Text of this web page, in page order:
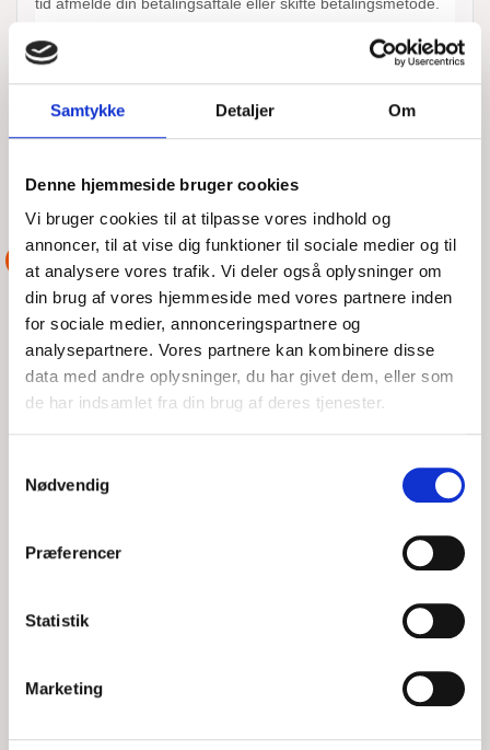
Samtykke Detaljer Om
Denne hjemmeside bruger cookies
Vi bruger cookies til at tilpasse vores indhold og
annoncer, til at vise dig funktioner til sociale medier og til
at analysere vores trafik. Vi deler også oplysninger om
din brug af vores hjemmeside med vores partnere inden
for sociale medier, annonceringspartnere og
analysepartnere. Vores partnere kan kombinere disse
data med andre oplysninger, du har givet dem, eller som
de har indsamlet fra din brug af deres tjenester.
Nødvendig
Præferencer
Statistik
Marketing
ANDRE AKTIONER UDFØRT AFDSRS LYNÆS
Udkald til en motorbåd på grund øst for Kulhuse vi fik et tov
ASSISTANCE